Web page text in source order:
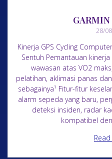
28/
Kinerja GPS Cycling
Sentuh Pemantauan
wawasan atas VO2
pelatihan, aklimasi panas
sebagainya¹ Fitur-fitur
alarm sepeda yang baru,
deteksi insiden, radar
kompatibel